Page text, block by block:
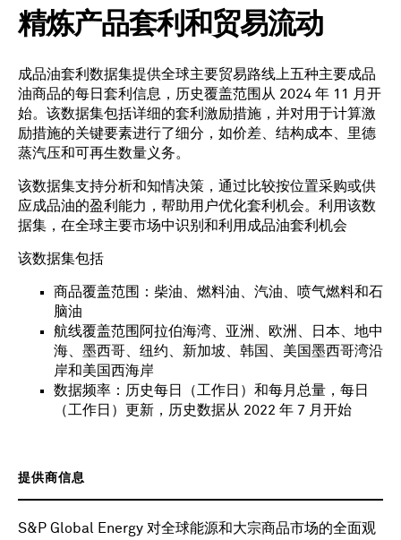
精炼产品套利和贸易流动
成品油套利数据集提供全球主要贸易路线上五种主要成品
油商品的每日套利信息，历史覆盖范围从 2024 年 11 月开
始。该数据集包括详细的套利激励措施，并对用于计算激
励措施的关键要素进行了细分，如价差、结构成本、里德
蒸汽压和可再生数量义务。
该数据集支持分析和知情决策，通过比较按位置采购或供
应成品油的盈利能力，帮助用户优化套利机会。利用该数
据集，在全球主要市场中识别和利用成品油套利机会
该数据集包括
商品覆盖范围：柴油、燃料油、汽油、喷气燃料和石
脑油
航线覆盖范围阿拉伯海湾、亚洲、欧洲、日本、地中
海、墨西哥、纽约、新加坡、韩国、美国墨西哥湾沿
岸和美国西海岸
数据频率：历史每日（工作日）和每月总量，每日
（工作日）更新，历史数据从 2022 年 7 月开始
提供商信息
S&P Global Energy 对全球能源和大宗商品市场的全面观